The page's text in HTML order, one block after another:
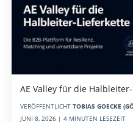
AE Valley für die
VERÖFFENTLICHT TOBIAS GOECKE
JUNI 8, 2026 | 4 MINUTEN LESEZEIT